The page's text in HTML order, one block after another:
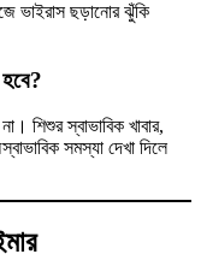
ভাইরাস ছড়ানোর ঝুঁকি
শিশুর স্বাভাবিক খাবার,
সমস্যা দেখা দিলে